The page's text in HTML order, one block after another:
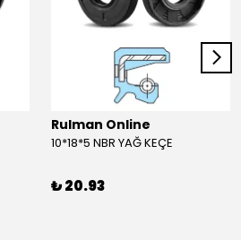
Rulman Online
10*18*5 NBR YAĞ KEÇE
₺ 20.93